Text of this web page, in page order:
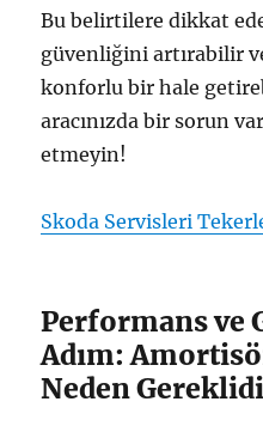
Bu belirtilere dikkat
güvenliğini artırabilir
konforlu bir hale
aracınızda bir sorun
etmeyin!
Skoda Servisleri
Performans ve
Adım:
Neden